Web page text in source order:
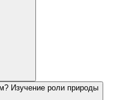
Изучение роли природы